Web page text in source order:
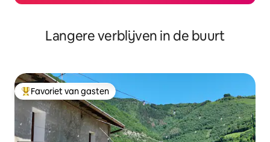
Langere verblijven in de buurt
Topfavoriet van gasten
Favoriet van gasten